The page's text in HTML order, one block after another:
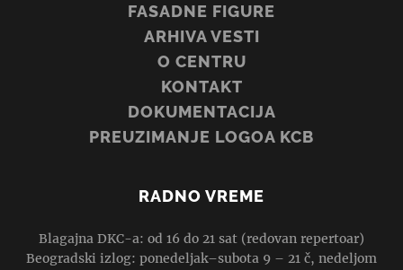
FASADNE FIGURE
ARHIVA VESTI
O CENTRU
KONTAKT
DOKUMENTACIJA
PREUZIMANJE LOGOA KCB
RADNO VREME
Blagajna DKC-a: od 16 do 21 sat (redovan repertoar)
Beogradski izlog: ponedeljak–subota 9 – 21 č, nedeljom